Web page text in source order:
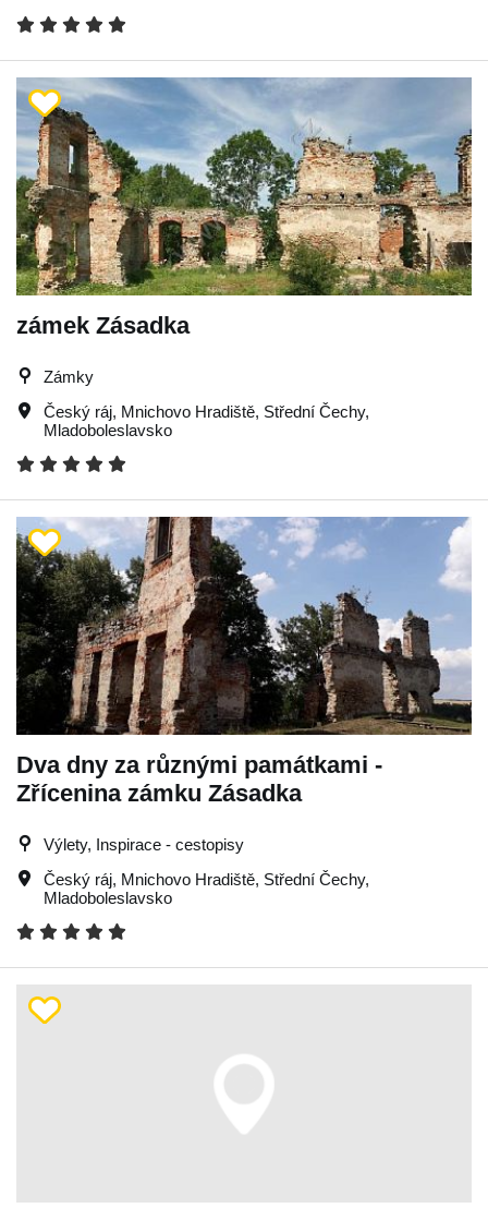
zámek Zásadka
Zámky
Český ráj, Mnichovo Hradiště, Střední Čechy,
Mladoboleslavsko
Dva dny za různými památkami -
Zřícenina zámku Zásadka
Výlety, Inspirace - cestopisy
Český ráj, Mnichovo Hradiště, Střední Čechy,
Mladoboleslavsko